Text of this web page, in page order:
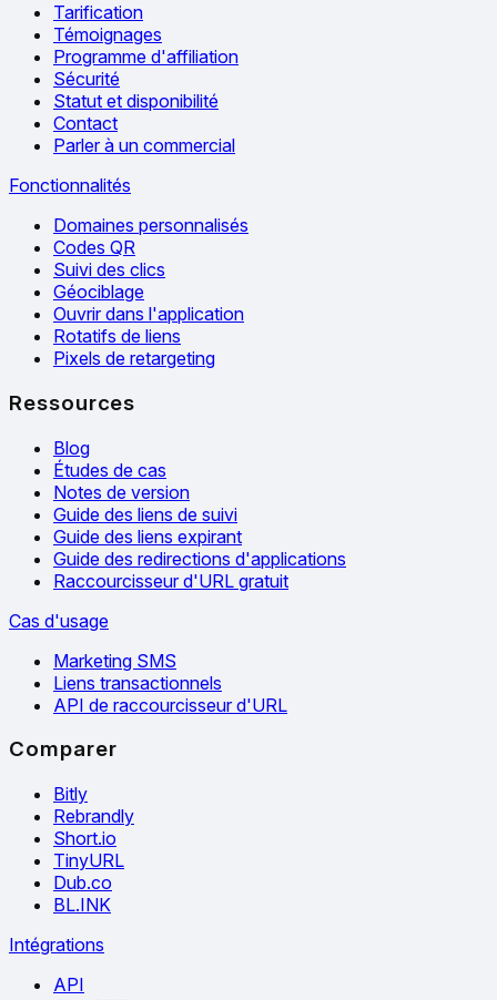
Tarification
Témoignages
Programme d'affiliation
Sécurité
Statut et disponibilité
Contact
Parler à un commercial
Fonctionnalités
Domaines personnalisés
Codes QR
Suivi des clics
Géociblage
Ouvrir dans l'application
Rotatifs de liens
Pixels de retargeting
Ressources
Blog
Études de cas
Notes de version
Guide des liens de suivi
Guide des liens expirant
Guide des redirections d'applications
Raccourcisseur d'URL gratuit
Cas d'usage
Marketing SMS
Liens transactionnels
API de raccourcisseur d'URL
Comparer
Bitly
Rebrandly
Short.io
TinyURL
Dub.co
BL.INK
Intégrations
API